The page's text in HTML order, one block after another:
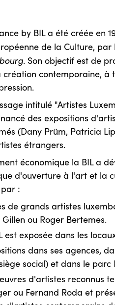
by BIL a été créée en
de la Culture, par
. Son objectif est de
contemporaine, à
intitulé "Artistes
des expositions
(Dany Prüm, Patricia
étrangers.
économique la BIL a
d'ouverture à l'art et la
:
de grands artistes
ou Roger Bertemes.
est exposée dans les
dans ses agences,
social) et dans le parc
d'artistes reconnus
ou Fernand Roda et